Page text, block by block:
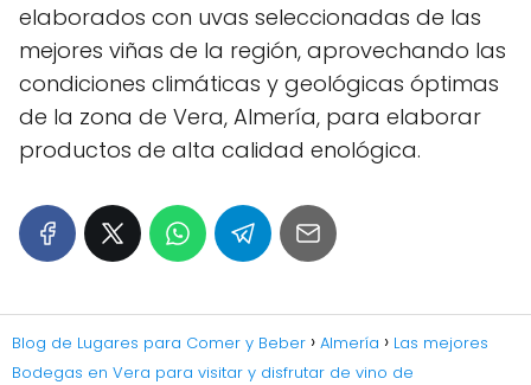
elaborados con uvas seleccionadas de las
mejores viñas de la región, aprovechando las
condiciones climáticas y geológicas óptimas
de la zona de Vera, Almería, para elaborar
productos de alta calidad enológica.
Blog de Lugares para Comer y Beber Almería
Las mejores
Bodegas en Vera para visitar y disfrutar de vino de